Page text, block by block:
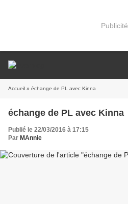
Publicité
Accueil » échange de PL avec Kinna
échange de PL avec Kinna
Publié le 22/03/2016 à 17:15
Par MAnnie